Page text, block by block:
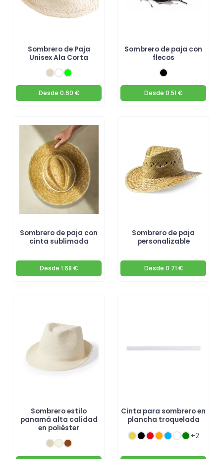
Sombrero de Paja
Unisex Ala Corta
Desde 0.60 €
Sombrero de paja con
flecos
Desde 0.51 €
Sombrero de paja con
cinta sublimada
Desde 1.68 €
Sombrero de paja
personalizable
Desde 0.71 €
Sombrero estilo
panamá alta calidad
en poliéster
Cinta para sombrero en
plancha troquelada
+2